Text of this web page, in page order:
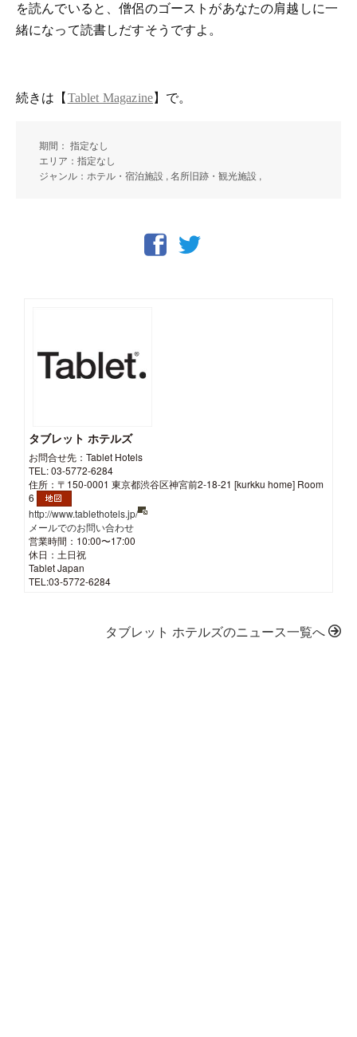
を読んでいると、僧侶のゴーストがあなたの肩越しに一
緒になって読書しだすそうですよ。
続きは【Tablet Magazine】で。
期間： 指定なし
エリア：指定なし
ジャンル：ホテル・宿泊施設 , 名所旧跡・観光施設 ,
タブレット ホテルズ
お問合せ先：Tablet Hotels
TEL: 03-5772-6284
住所：〒150-0001 東京都渋谷区神宮前2-18-21 [kurkku home] Room
6
http://www.tablethotels.jp/
メールでのお問い合わせ
営業時間：10:00〜17:00
休日：土日祝
Tablet Japan
TEL:03-5772-6284
タブレット ホテルズのニュース一覧へ